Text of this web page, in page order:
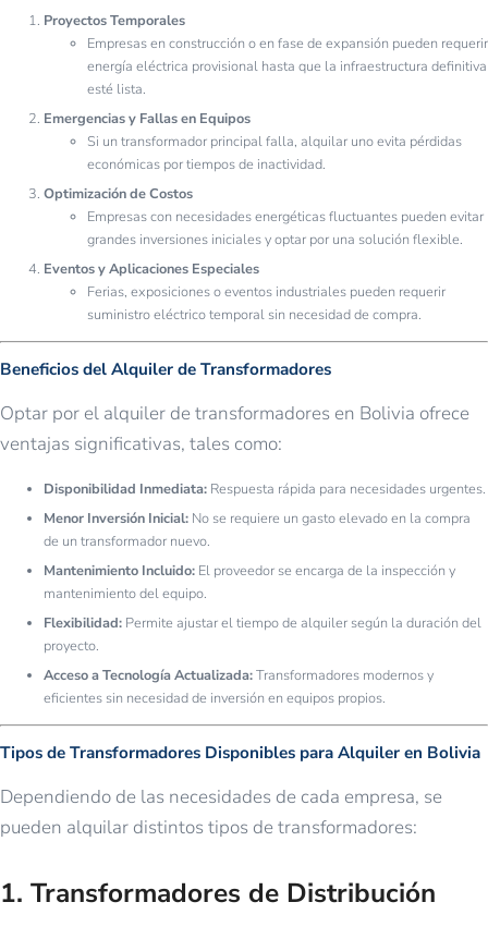
Proyectos Temporales
Empresas en construcción o en fase de expansión pueden requerir
energía eléctrica provisional hasta que la infraestructura definitiva
esté lista.
Emergencias y Fallas en Equipos
Si un transformador principal falla, alquilar uno evita pérdidas
económicas por tiempos de inactividad.
Optimización de Costos
Empresas con necesidades energéticas fluctuantes pueden evitar
grandes inversiones iniciales y optar por una solución flexible.
Eventos y Aplicaciones Especiales
Ferias, exposiciones o eventos industriales pueden requerir
suministro eléctrico temporal sin necesidad de compra.
Beneficios del Alquiler de Transformadores
Optar por el alquiler de transformadores en Bolivia ofrece
ventajas significativas, tales como:
Disponibilidad Inmediata: Respuesta rápida para necesidades urgentes.
Menor Inversión Inicial: No se requiere un gasto elevado en la compra
de un transformador nuevo.
Mantenimiento Incluido: El proveedor se encarga de la inspección y
mantenimiento del equipo.
Flexibilidad: Permite ajustar el tiempo de alquiler según la duración del
proyecto.
Acceso a Tecnología Actualizada:Transformadores modernos y
eficientes sin necesidad de inversión en equipos propios.
Tipos de Transformadores Disponibles para Alquiler en Bolivia
Dependiendo de las necesidades de cada empresa, se
pueden alquilar distintos tipos de transformadores:
1. Transformadores de Distribución